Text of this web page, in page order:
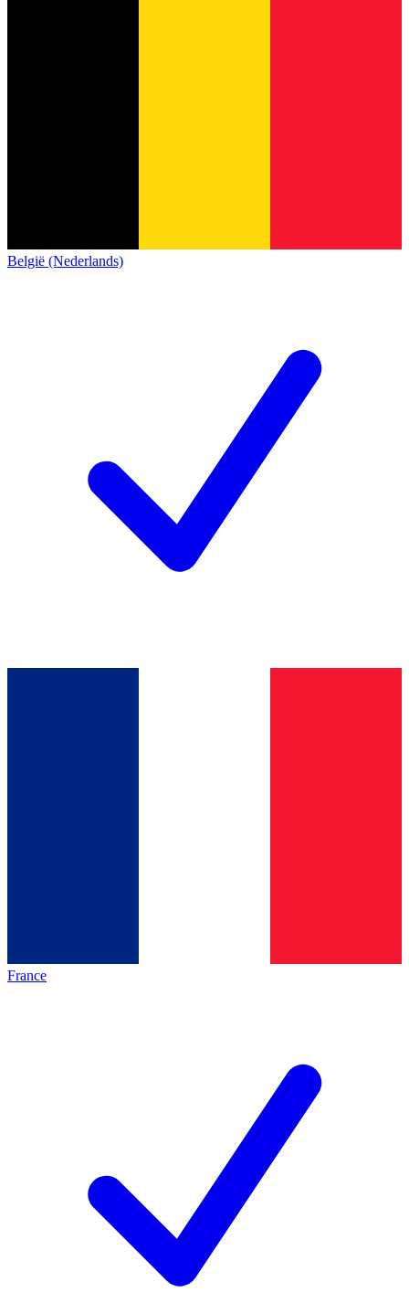
België (Nederlands)
France